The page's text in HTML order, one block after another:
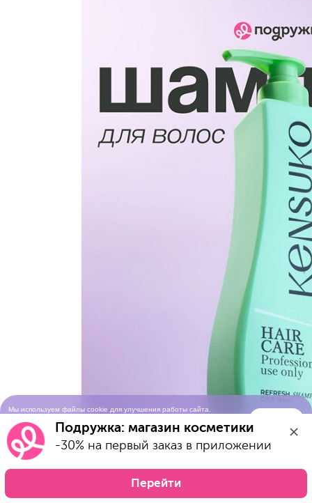
Мы используем файлы cookie для улучшения работы сайта.
использования cookie-файловПодружка: магазин косметики
-30% на первый заказ в приложении
Перейти